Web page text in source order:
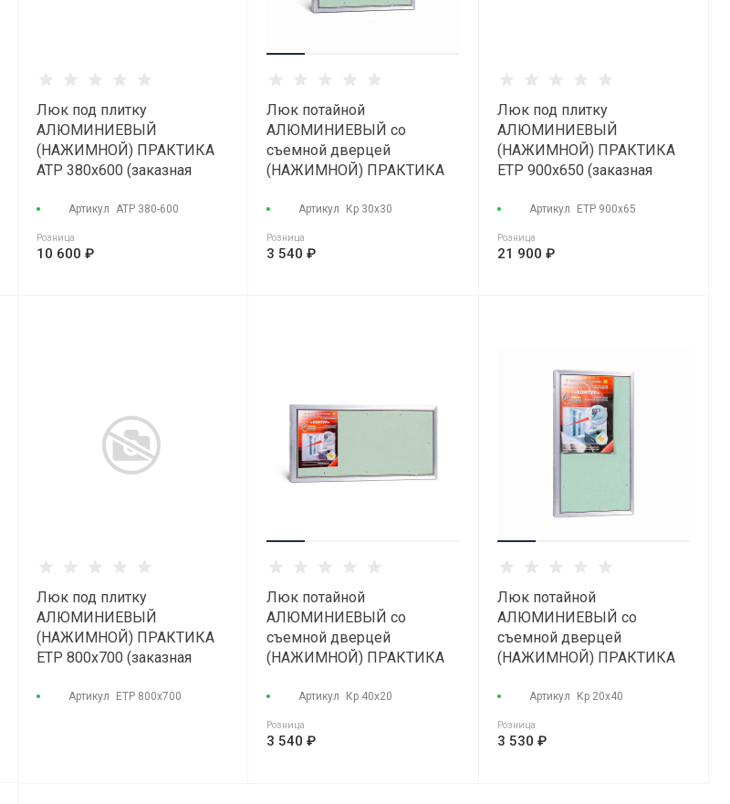
Люк под плитку
АЛЮМИНИЕВЫЙ
(НАЖИМНОЙ) ПРАКТИКА
АТР 380х600 (заказная
Артикул АТР 380-600
Розница
10 600 ₽
Люк потайной
АЛЮМИНИЕВЫЙ со
съемной дверцей
(НАЖИМНОЙ) ПРАКТИКА
Артикул Кр 30х30
Розница
3 540 ₽
Люк под плитку
АЛЮМИНИЕВЫЙ
(НАЖИМНОЙ) ПРАКТИКА
ETP 900x650 (заказная
Артикул ЕТР 900х65
Розница
21 900 ₽
Люк под плитку
АЛЮМИНИЕВЫЙ
(НАЖИМНОЙ) ПРАКТИКА
ETP 800x700 (заказная
Артикул ЕТР 800х700
Люк потайной
АЛЮМИНИЕВЫЙ со
съемной дверцей
(НАЖИМНОЙ) ПРАКТИКА
Артикул Кр 40х20
Розница
3 540 ₽
Люк потайной
АЛЮМИНИЕВЫЙ со
съемной дверцей
(НАЖИМНОЙ) ПРАКТИКА
Артикул Кр 20х40
Розница
3 530 ₽